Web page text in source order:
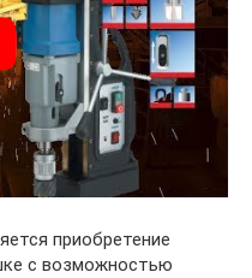
приобретение
с возможностью